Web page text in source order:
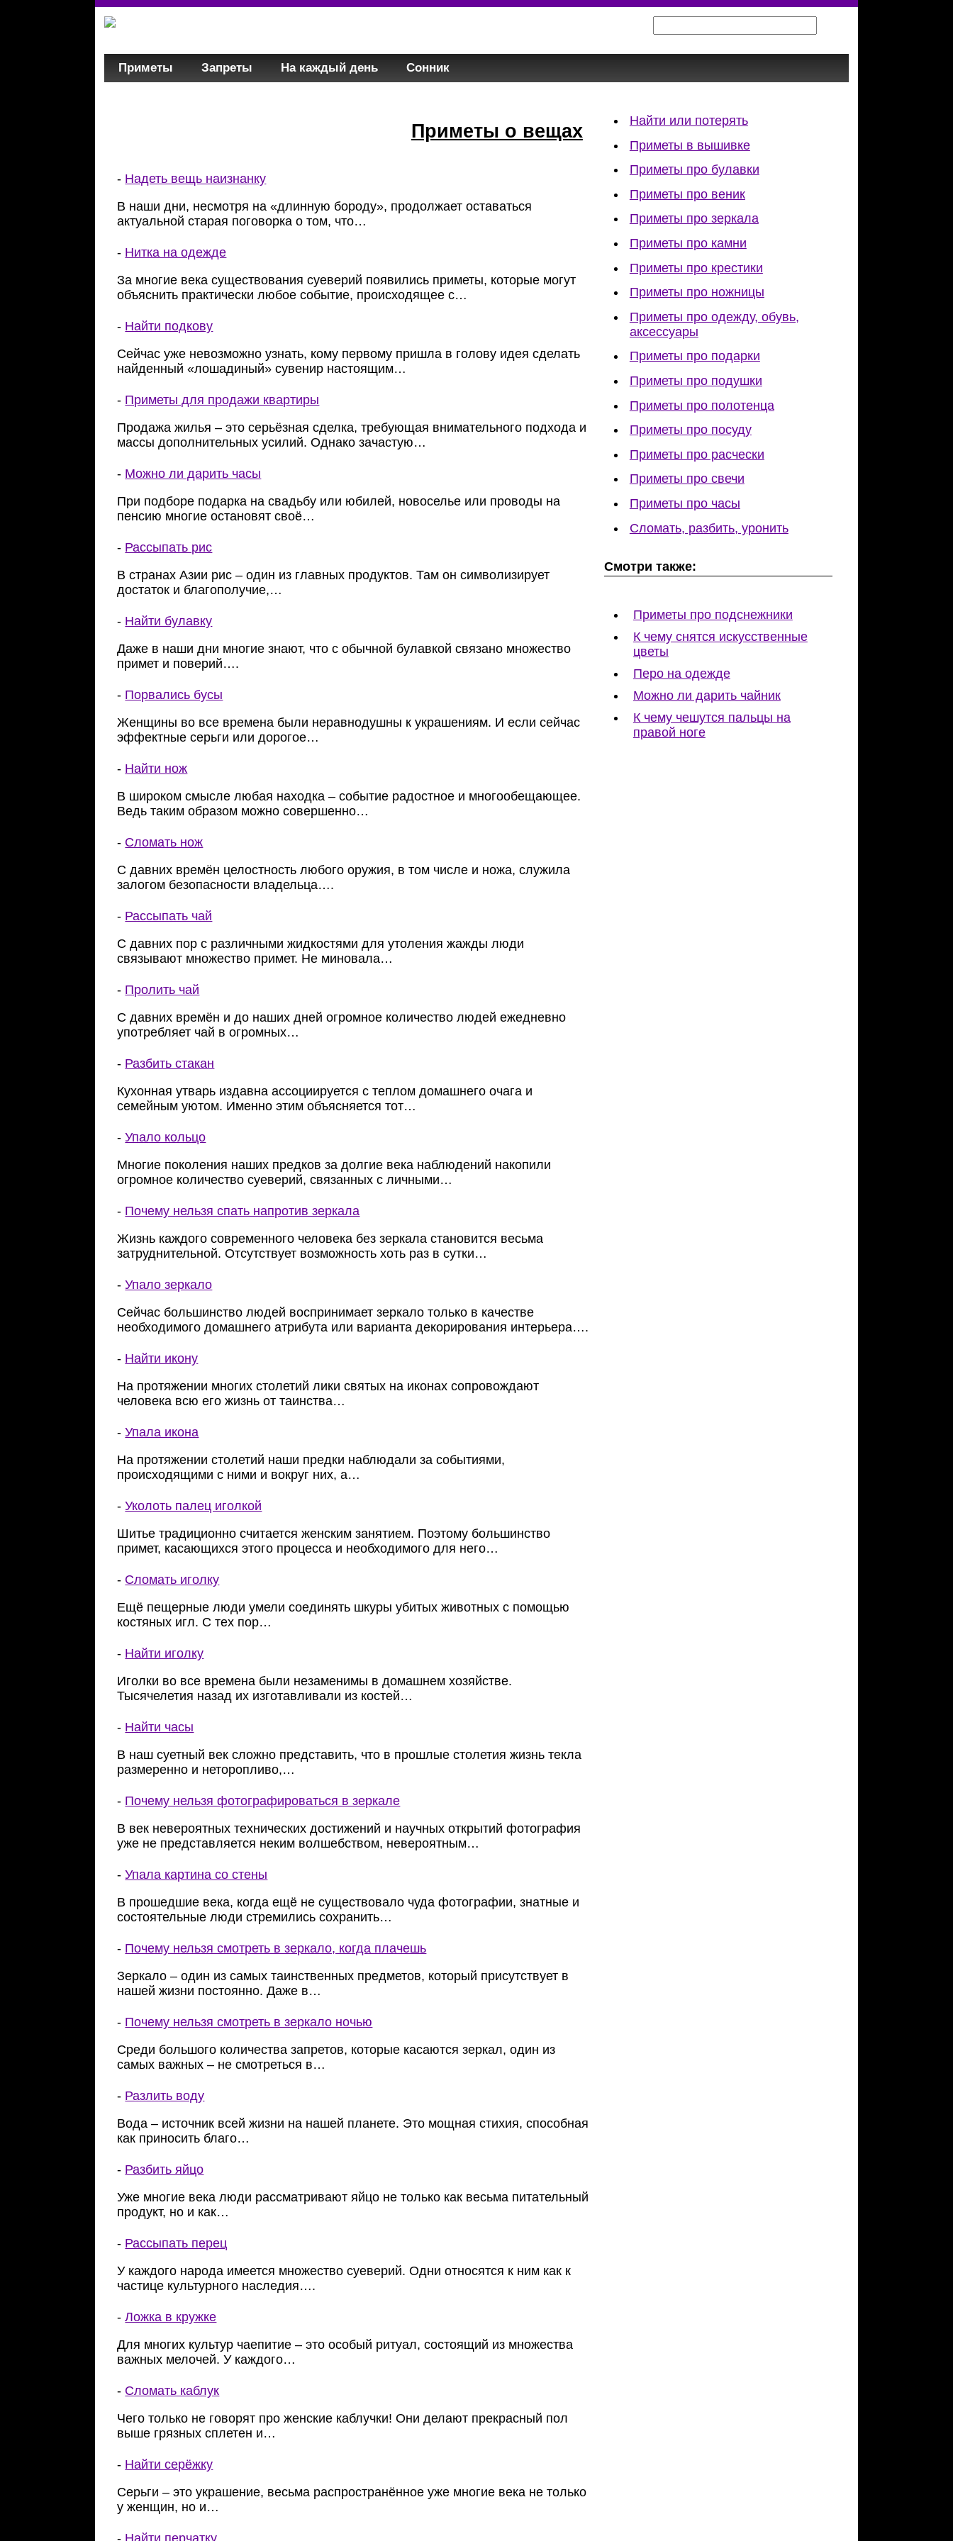
Приметы Запреты На каждый день Сонник
Приметы о вещах
- Надеть вещь наизнанку
В наши дни, несмотря на «длинную бороду», продолжает оставаться
актуальной старая поговорка о том, что…
- Нитка на одежде
За многие века существования суеверий появились приметы, которые могут
объяснить практически любое событие, происходящее с…
- Найти подкову
Сейчас уже невозможно узнать, кому первому пришла в голову идея сделать
найденный «лошадиный» сувенир настоящим…
- Приметы для продажи квартиры
Продажа жилья – это серьёзная сделка, требующая внимательного подхода и
массы дополнительных усилий. Однако зачастую…
- Можно ли дарить часы
При подборе подарка на свадьбу или юбилей, новоселье или проводы на
пенсию многие остановят своё…
- Рассыпать рис
В странах Азии рис – один из главных продуктов. Там он символизирует
достаток и благополучие,…
- Найти булавку
Даже в наши дни многие знают, что с обычной булавкой связано множество
примет и поверий….
- Порвались бусы
Женщины во все времена были неравнодушны к украшениям. И если сейчас
эффектные серьги или дорогое…
- Найти нож
В широком смысле любая находка – событие радостное и многообещающее.
Ведь таким образом можно совершенно…
- Сломать нож
С давних времён целостность любого оружия, в том числе и ножа, служила
залогом безопасности владельца….
- Рассыпать чай
С давних пор с различными жидкостями для утоления жажды люди
связывают множество примет. Не миновала…
- Пролить чай
С давних времён и до наших дней огромное количество людей ежедневно
употребляет чай в огромных…
- Разбить стакан
Кухонная утварь издавна ассоциируется с теплом домашнего очага и
семейным уютом. Именно этим объясняется тот…
-Упало кольцо
Многие поколения наших предков за долгие века наблюдений накопили
огромное количество суеверий, связанных с личными…
- Почему нельзя спать напротив зеркала
Жизнь каждого современного человека без зеркала становится весьма
затруднительной. Отсутствует возможность хоть раз в сутки…
-Упало зеркало
Сейчас большинство людей воспринимает зеркало только в качестве
необходимого домашнего атрибута или варианта декорирования интерьера….
- Найти икону
На протяжении многих столетий лики святых на иконах сопровождают
человека всю его жизнь от таинства…
-Упала икона
На протяжении столетий наши предки наблюдали за событиями,
происходящими с ними и вокруг них, а…
-Уколоть палец иголкой
Шитье традиционно считается женским занятием. Поэтому большинство
примет, касающихся этого процесса и необходимого для него…
- Сломать иголку
Ещё пещерные люди умели соединять шкуры убитых животных с помощью
костяных игл. С тех пор…
- Найти иголку
Иголки во все времена были незаменимы в домашнем хозяйстве.
Тысячелетия назад их изготавливали из костей…
- Найти часы
В наш суетный век сложно представить, что в прошлые столетия жизнь текла
размеренно и неторопливо,…
- Почему нельзя фотографироваться в зеркале
В век невероятных технических достижений и научных открытий фотография
уже не представляется неким волшебством, невероятным…
-Упала картина со стены
В прошедшие века, когда ещё не существовало чуда фотографии, знатные и
состоятельные люди стремились сохранить…
- Почему нельзя смотреть в зеркало, когда плачешь
Зеркало – один из самых таинственных предметов, который присутствует в
нашей жизни постоянно. Даже в…
- Почему нельзя смотреть в зеркало ночью
Среди большого количества запретов, которые касаются зеркал, один из
самых важных – не смотреться в…
- Разлить воду
Вода – источник всей жизни на нашей планете. Это мощная стихия, способная
как приносить благо…
- Разбить яйцо
Уже многие века люди рассматривают яйцо не только как весьма питательный
продукт, но и как…
- Рассыпать перец
У каждого народа имеется множество суеверий. Одни относятся к ним как к
частице культурного наследия….
-Ложка в кружке
Для многих культур чаепитие – это особый ритуал, состоящий из множества
важных мелочей. У каждого…
- Сломать каблук
Чего только не говорят про женские каблучки! Они делают прекрасный пол
выше грязных сплетен и…
- Найти серёжку
Серьги – это украшение, весьма распространённое уже многие века не только
у женщин, но и…
Найти или потерять
Приметы в вышивке
Приметы про булавки
Приметы про веник
Приметы про зеркала
Приметы про камни
Приметы про крестики
Приметы про ножницы
Приметы про одежду, обувь,
аксессуары
Приметы про подарки
Приметы про подушки
Приметы про полотенца
Приметы про посуду
Приметы про расчески
Приметы про свечи
Приметы про часы
Сломать, разбить, уронить
Смотри также:
Приметы про подснежники
К чему снятся искусственные
цветы
Перо на одежде
Можно ли дарить чайник
К чему чешутся пальцы на
правой ноге